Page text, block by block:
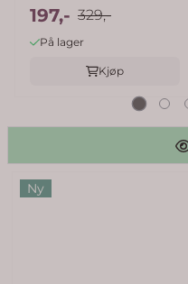
197,- 329,-
På lager
Kjøp
Ny